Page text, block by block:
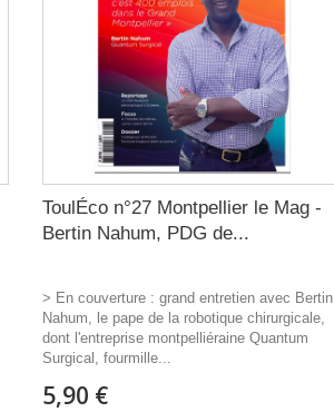
ToulÉco n°27 Montpellier le Mag -
Bertin Nahum, PDG de...
> En couverture : grand entretien avec Bertin
Nahum, le pape de la robotique chirurgicale,
dont l'entreprise montpelliéraine Quantum
Surgical, fourmille...
5,90 €